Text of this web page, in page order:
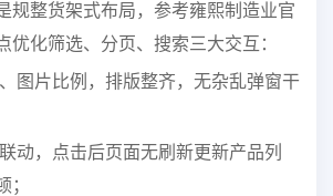
规整货架式布局，参考雍熙制造业官
优化筛选、分页、搜索三大交互：
图片比例，排版整齐，无杂乱弹窗干
动，点击后页面无刷新更新产品列
；